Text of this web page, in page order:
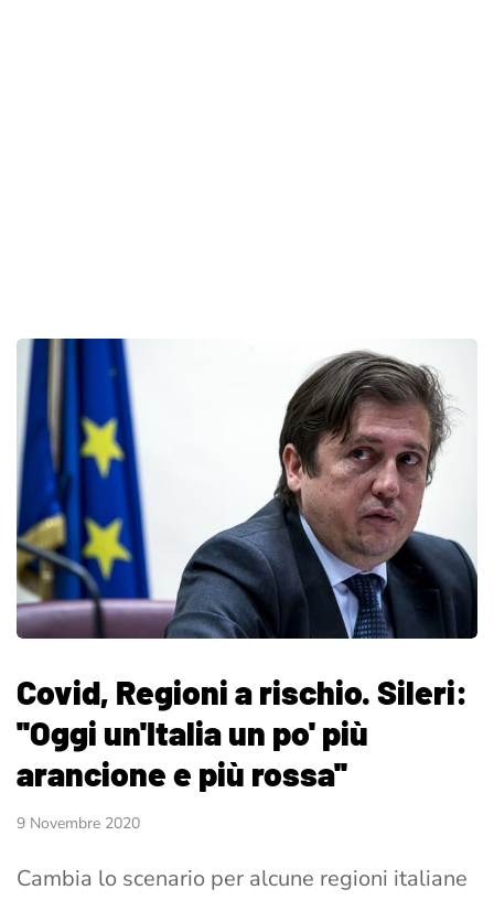
Covid, Regioni a rischio. Sileri:
''Oggi un'Italia un po' più
arancione e più rossa''
9 Novembre 2020
Cambia lo scenario per alcune regioni italiane